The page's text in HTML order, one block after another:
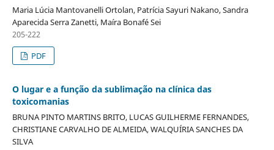
Maria Lúcia Mantovanelli Ortolan, Patrícia Sayuri Nakano, Sandra
Aparecida Serra Zanetti, Maíra Bonafé Sei
205-222
PDF
O lugar e a função da sublimação na clínica das
toxicomanias
BRUNA PINTO MARTINS BRITO, LUCAS GUILHERME FERNANDES,
CHRISTIANE CARVALHO DE ALMEIDA, WALQUÍRIA SANCHES DA
SILVA